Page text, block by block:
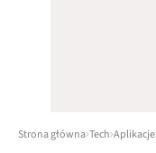
Strona główna Tech Aplikacje